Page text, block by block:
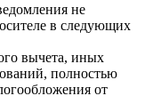
не
в следующих
вычета, иных
полностью
от